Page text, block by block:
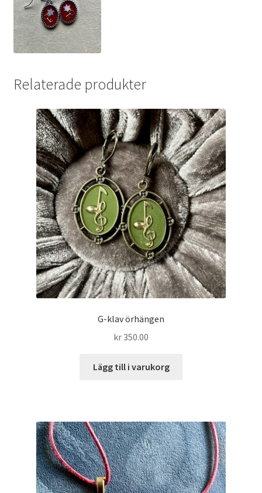
Relaterade produkter
G-klav örhängen
kr350.00
Lägg till i varukorg